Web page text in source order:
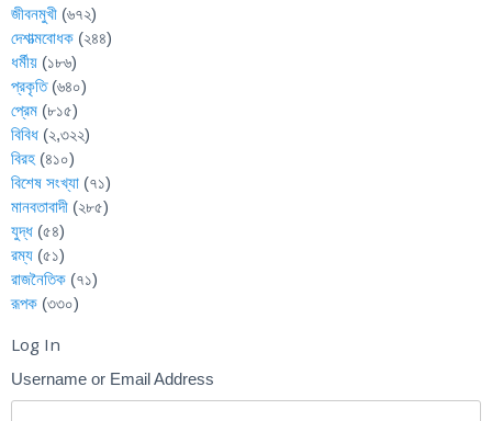
জীবনমুখী (৬৭২)
দেশাত্মবোধক (২৪৪)
ধর্মীয় (১৮৬)
প্রকৃতি(৬৪০)
প্রেম (৮১৫)
বিবিধ (২,৩২২)
বিরহ (৪১০)
বিশেষ সংখ্যা (৭১)
মানবতাবাদী (২৮৫)
যুদ্ধ (৫৪)
রম্য (৫১)
রাজনৈতিক (৭১)
রূপক (৩৩০)
Log In
Username or Email Address